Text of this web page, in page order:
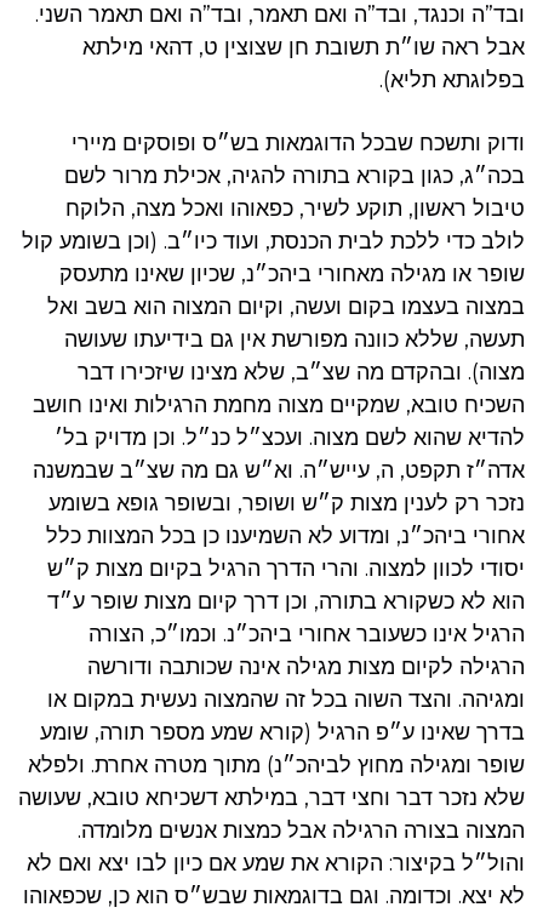
ובד”ה וכנגד, ובד”ה ואם תאמר, ובד”ה ואם תאמר השני.
אבל ראה שו״ת תשובת חן שצוצין ט, דהאי מילתא
בפלוגתא תליא).
ודוק ותשכח שבכל הדוגמאות בש״ס ופוסקים מיירי
בכה״ג, כגון בקורא בתורה להגיה, אכילת מרור לשם
טיבול ראשון, תוקע לשיר, כפאוהו ואכל מצה, הלוקח
לולב כדי ללכת לבית הכנסת, ועוד כיו״ב. (וכן בשומע קול
שופר או מגילה מאחורי ביהכ״נ, שכיון שאינו מתעסק
במצוה בעצמו בקום ועשה, וקיום המצוה הוא בשב ואל
תעשה, שללא כוונה מפורשת אין גם בידיעתו שעושה
מצוה). ובהקדם מה שצ״ב, שלא מצינו שיזכירו דבר
השכיח טובא, שמקיים מצוה מחמת הרגילות ואינו חושב
להדיא שהוא לשם מצוה. ועכצ״ל כנ״ל. וכן מדויק בל׳
אדה״ז תקפט, ה, עייש״ה. וא״ש גם מה שצ״ב שבמשנה
נזכר רק לענין מצות ק״ש ושופר, ובשופר גופא בשומע
אחורי ביהכ״נ, ומדוע לא השמיענו כן בכל המצוות כלל
יסודי לכוון למצוה. והרי הדרך הרגיל בקיום מצות ק״ש
הוא לא כשקורא בתורה, וכן דרך קיום מצות שופר ע״ד
הרגיל אינו כשעובר אחורי ביהכ״נ. וכמו״כ, הצורה
הרגילה לקיום מצות מגילה אינה שכותבה ודורשה
ומגיהה. והצד השוה בכל זה שהמצוה נעשית במקום או
בדרך שאינו ע״פ הרגיל (קורא שמע מספר תורה, שומע
שופר ומגילה מחוץ לביהכ״נ) מתוך מטרה אחרת. ולפלא
שלא נזכר דבר וחצי דבר, במילתא דשכיחא טובא, שעושה
המצוה בצורה הרגילה אבל כמצות אנשים מלומדה.
והול״ל בקיצור: הקורא את שמע אם כיון לבו יצא ואם לא
לא יצא. וכדומה. וגם בדוגמאות שבש״ס הוא כן, שכפאוהו